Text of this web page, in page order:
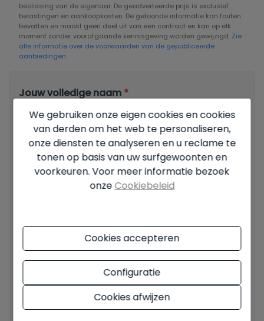
beslissing van de eigenaar. De geadverteerde prijs is exclusief
belastingen en aankoopkosten. De getoonde informatie kan fouten
bevatten en maakt geen deel uit van een contract en kan op elk
moment zonder voorafgaande kennisgeving worden gewijzigd. Zie
alle informatie over de voorwaarden van de gepubliceerde
aanbiedingen.
Jouw volledige naam *
Jouw e-mail*
Jouw bericht
We gebruiken onze eigen cookies en cookies
van derden om het web te personaliseren,
onze diensten te analyseren en u reclame te
tonen op basis van uw surfgewoonten en
voorkeuren. Voor meer informatie bezoek
onze Cookiebeleid
Cookies accepteren
Configuratie
Cookies afwijzen